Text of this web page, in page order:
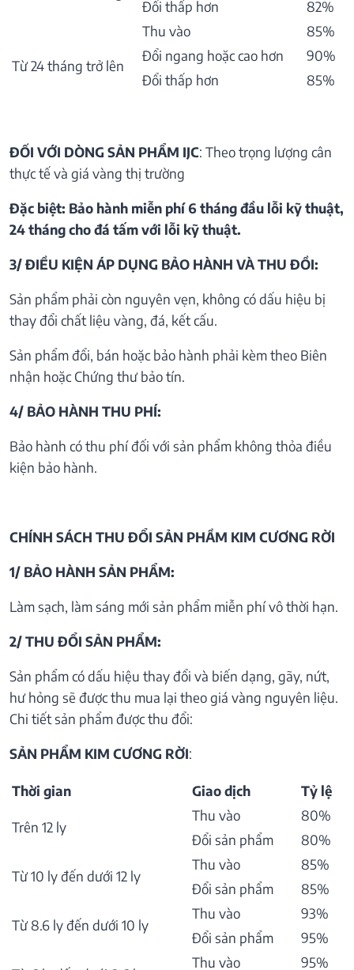
Đổi thấp hơn
82%
Từ 24 tháng trở lên
Thu vào
85%
Đổi ngang hoặc cao hơn
90%
Đổi thấp hơn
85%
ĐỐI VỚI DÒNG SẢN PHẨM IJC: Theo trọng lượng cân
thực tế và giá vàng thị trường
Đặc biệt: Bảo hành miễn phí 6 tháng đầu lỗi kỹ thuật,
24 tháng cho đá tấm với lỗi kỹ thuật.
3/ ĐIỀU KIỆN ÁP DỤNG BẢO HÀNH VÀ THU ĐỒI:
Sản phẩm phải còn nguyên vẹn, không có dấu hiệu bị
thay đổi chất liệu vàng, đá, kết cấu.
Sản phẩm đổi, bán hoặc bảo hành phải kèm theo Biên
nhận hoặc Chứng thư bảo tín.
4/ BẢO HÀNH THU PHÍ:
Bảo hành có thu phí đối với sản phẩm không thỏa điều
kiện bảo hành.
CHÍNH SÁCH THU ĐỔI SẢN PHẦM KIM CƯƠNG RỜI
1/ BẢO HÀNH SẢN PHẨM:
Làm sạch, làm sáng mới sản phẩm miễn phí vô thời hạn.
2/ THU ĐỔI SẢN PHẨM:
Sản phẩm có dấu hiệu thay đổi và biến dạng, gãy, nứt,
hư hỏng sẽ được thu mua lại theo giá vàng nguyên liệu.
Chi tiết sản phẩm được thu đổi:
SẢN PHẨM KIM CƯƠNG RỜI:
Thời gian Giao dịch Tỷ lệ
Trên 12 ly
Thu vào
80%
Đổi sản phẩm
80%
Từ 10 ly đến dưới 12 ly
Thu vào
85%
Đổi sản phẩm
85%
Từ 8.6 ly đến dưới 10 ly
Thu vào
93%
Đổi sản phẩm
95%
Thu vào
95%